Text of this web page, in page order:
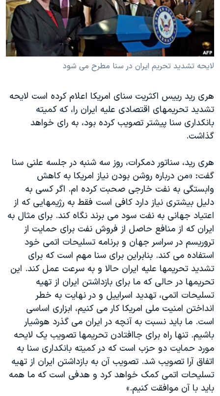
فرهنگ و زندگی
حقوق شهروندی
اقتصادی
علم و فناوری
گالری عکس
آرشیو پخش زنده
مستندها
انتخابات ریاست جمهوری آمریکا ۲۰۲۴
حمله جمهوری اسلامی به اسرائیل
رمز مهسا
اعتراضات زن، زندگی، آزادی
مجموعه مستندهای دادخواهی
تریبونال مردمی آبان ۹۸
چهل سال گروگان‌گیری
قانون شفافیت دارائی کادر رهبری ایران
اعتراضات مردمی آبان ۹۸
اسرائیل در جنگ
نرگس محمدی برنده جایزه نوبل صلح
همایش محافظه‌کاران آمریکا «سی‌پک»
صفحه‌های ویژه
سفر پرزیدنت ترامپ به چین
دنبال کنید
لایحه تشدید تحریم ایران در سنا مطرح می شود
هری رید رییس اکثریت سنای امریکا اعلام کرده است لایحه
تشدید تحریمهای اقتصادی علیه ایران را، که کمیته
بانکداری سنا پیشتر تصویب کرده بود، به رای خواهد
گذاشت.
هری رید، سناتور دمکرات، روز سه شنبه در جلسه علنی سنا
گفت: «من درباره روشن بودن نیاز امریکا به کاهش
وابستگی به نفت خارجی صحبت کرده ام. اگر کسی به
دلیل بیشتری نیاز دارد کافی است فقط به رژیمهایی که از
اعتیاد جهانی به نفت سود می برند نگاه کند. برای مثال به
ایران که از منافع حاصل از فروش نفت برای حمایت از
تروریسم در سراسر جهان و برنامه تسلیحات اتمی خود
استفاده می کند. بنابراین برای سنا مهم است که برای
تشدید تحریمها علیه ایران حالا و به سرعت عمل کند. این
تحریمها در حالی که ما برای بازداشتن ایران از تهیه
تسلیحات اتمی، تهدید اسراییل و در نهایت به خطر
انداختن امنیت ملی امریکا کار می کنیم، ابزاری اساسی
است. ما باید نسبت به آنچه در ایران می گذرد هوشیار
باشیم. تنها راه برای جاافتادن تحریمها تصویب یک لایحه
مورد حمايت دو حزب است که در کمیته بانکداری سنا به
اتفاق آرا تصویب شد. تصویب آن به بازداشتن ایران از تهیه
تسلیحات اتمی کمک خواهد کرد و هدفی است که ما همه
باید با آن موافقت کنیم.»